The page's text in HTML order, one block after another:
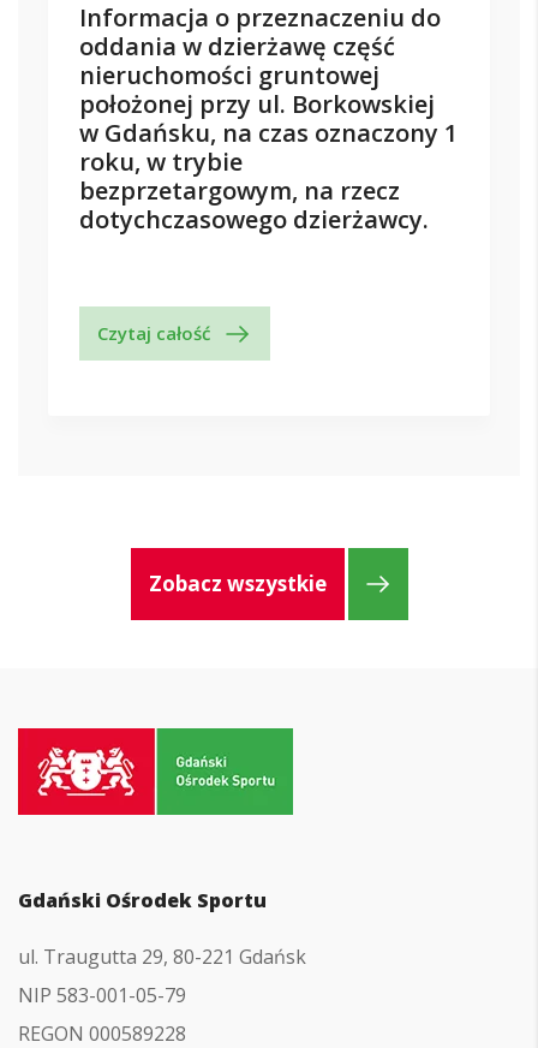
Informacja o przeznaczeniu do
oddania w dzierżawę część
nieruchomości gruntowej
położonej przy ul. Borkowskiej
w Gdańsku, na czas oznaczony 1
roku, w trybie
bezprzetargowym, na rzecz
dotychczasowego dzierżawcy.
Czytaj całość
Zobacz wszystkie
strony
Gdański Ośrodek Sportu
ul. Traugutta 29, 80-221 Gdańsk
NIP 583-001-05-79
REGON 000589228